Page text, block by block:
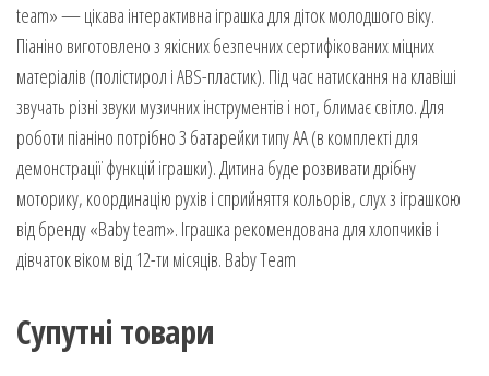
team» — цікава інтерактивна іграшка для діток молодшого віку.
Піаніно виготовлено з якісних безпечних сертифікованих міцних
матеріалів (полістирол і ABS-пластик). Під час натискання на клавіші
звучать різні звуки музичних інструментів і нот, блимає світло. Для
роботи піаніно потрібно 3 батарейки типу АА (в комплекті для
демонстрації функцій іграшки). Дитина буде розвивати дрібну
моторику, координацію рухів і сприйняття кольорів, слух з іграшкою
від бренду «Baby team». Іграшка рекомендована для хлопчиків і
дівчаток віком від 12-ти місяців. Baby Team
Супутні товари